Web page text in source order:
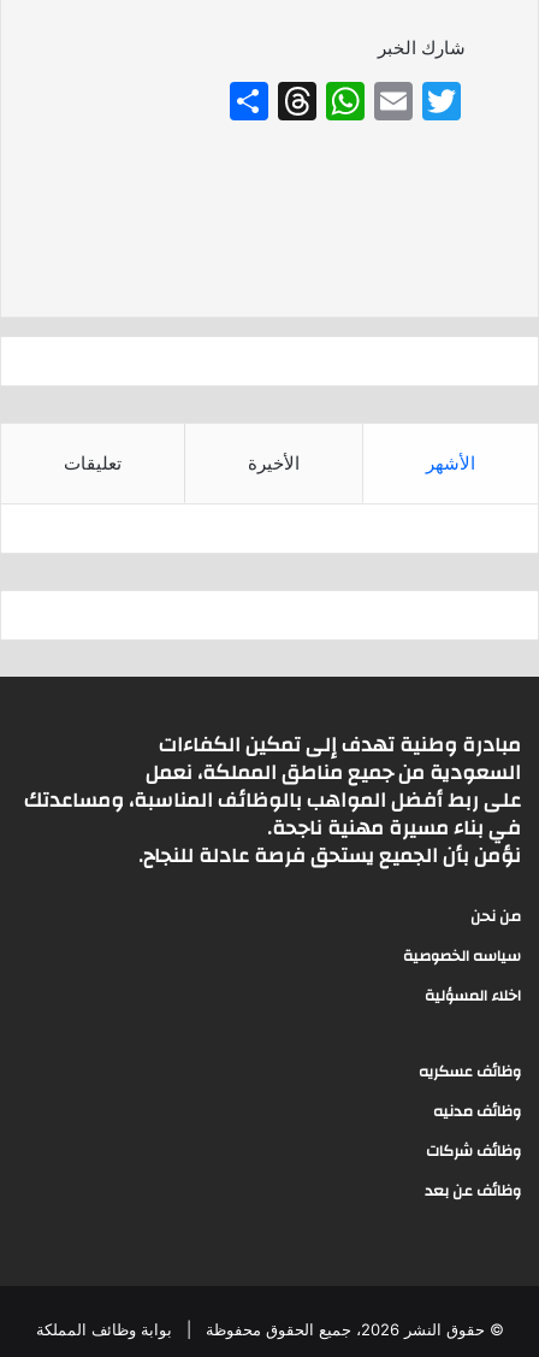
شارك الخبر
T
E
W
p
T
الأشهر الأخيرة تعليقات
مبادرة وطنية تهدف إلى تمكين الكفاءات
السعودية من جميع مناطق المملكة، نعمل
على ربط أفضل المواهب بالوظائف المناسبة، ومساعدتك
في بناء مسيرة مهنية ناجحة.
نؤمن بأن الجميع يستحق فرصة عادلة للنجاح.
من نحن
سياسه الخصوصية
اخلاء المسؤلية
وظائف عسكريه
وظائف مدنيه
وظائف شركات
وظائف عن بعد
© حقوق النشر 2026، جميع الحقوق محفوظة | بوابة وظائف المملكة